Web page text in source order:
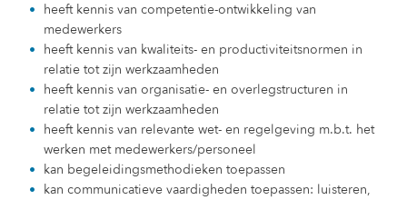
heeft kennis van competentie-ontwikkeling van
medewerkers
heeft kennis van kwaliteits- en productiviteitsnormen in
relatie tot zijn werkzaamheden
heeft kennis van organisatie- en overlegstructuren in
relatie tot zijn werkzaamheden
heeft kennis van relevante wet- en regelgeving m.b.t. het
werken met medewerkers/personeel
kan begeleidingsmethodieken toepassen
kan communicatieve vaardigheden toepassen: luisteren,